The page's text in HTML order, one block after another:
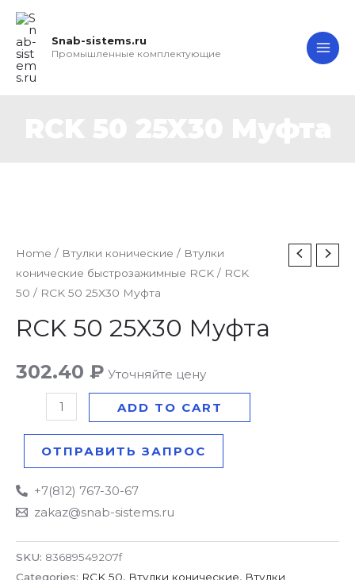
Перейти
содержимому
Snab-sistems.ru
Промышленные комплектующие
Home / Втулки конические / Втулки
конические быстрозажимные RCK / RCK
50 / RCK 50 25X30 Муфта
RCK 50 25X30 Муфта
302.40 ₽ Уточняйте цену
RCK
50
25X30
Муфта
quantity
ADD TO CART
ОТПРАВИТЬ ЗАПРОС
+7(812) 767-30-67
zakaz@snab-sistems.ru
SKU: 83689549207f
Categories: RCK 50, Втулки конические, Втулки